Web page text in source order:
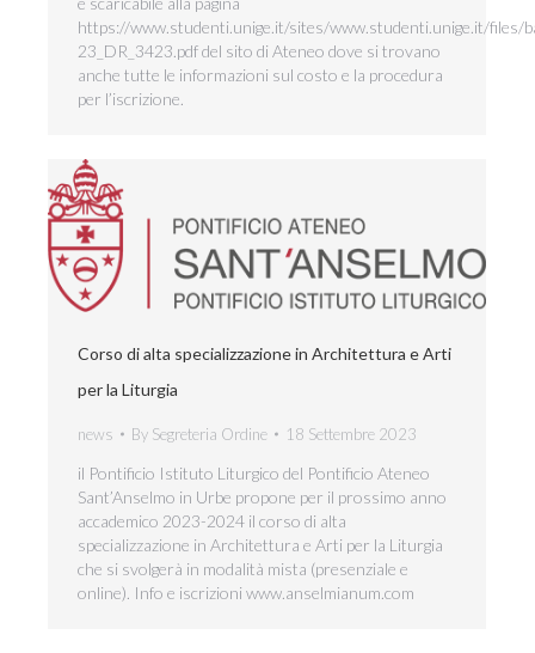
https://www.studenti.unige.it/sites/www.studenti.unige.it/files/
23_DR_3423.pdf del sito di Ateneo dove si trovano
anche tutte le informazioni sul costo e la procedura
per l’iscrizione.
Corso di alta specializzazione in Architettura e Arti
per la Liturgia
news By Segreteria Ordine 18 Settembre 2023
il Pontificio Istituto Liturgico del Pontificio Ateneo
Sant’Anselmo in Urbe propone per il prossimo anno
accademico 2023-2024 il corso di alta
specializzazione in Architettura e Arti per la Liturgia
che si svolgerà in modalità mista (presenziale e
online). Info e iscrizioni www.anselmianum.com